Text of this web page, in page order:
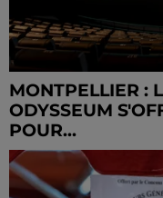
MONTPELLIER :
ODYSSEUM
POUR...